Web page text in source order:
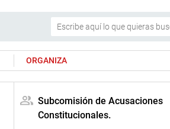
ORGANIZA
Subcomisión de Acusaciones
Constitucionales.